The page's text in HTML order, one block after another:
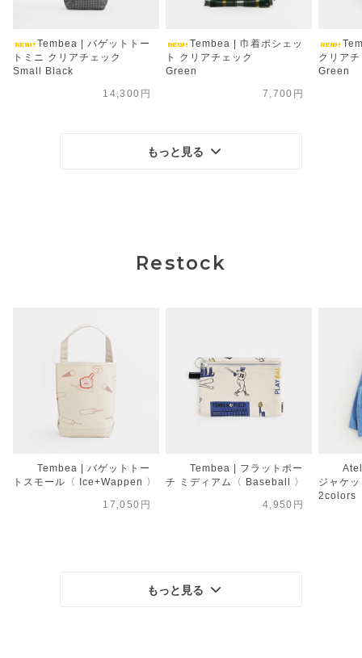
Tembea | バゲットトー
トミニ クリアチェック
Small Black
14,300円
Tembea | 巾着ポシェッ
ト クリアチェック
Green
7,700円
クリア
Green
もっと見る
Restock
Tembea | バゲットトー
トスモール〈 Ice+Wappen 〉
17,050円
Tembea | フラットポー
チ ミディアム〈 Baseball 〉
4,950円
ジャケ
2colors
もっと見る